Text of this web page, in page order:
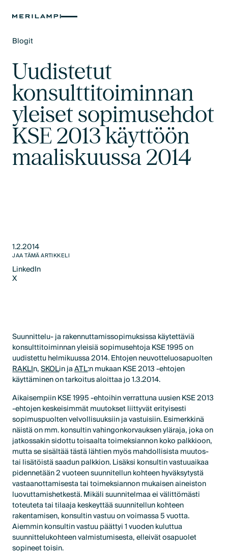
Blogit
Uudistetut
konsulttitoiminnan
yleiset sopimusehdot
KSE 2013 käyttöön
maaliskuussa 2014
1.2.2014
JAA TÄMÄ ARTIKKELI
LinkedIn
LinkedIn
X
Suunnittelu- ja rakennuttamissopimuksissa käytettäviä
konsulttitoiminnan yleisiä sopimusehtoja KSE 1995 on
uudistettu helmikuussa 2014. Ehtojen neuvotteluosapuolten
RAKLIn,SKOLin jaATL:n mukaan KSE 2013 -ehtojen
käyttäminen on tarkoitus aloittaa jo 1.3.2014.
Aikaisempiin KSE 1995 -ehtoihin verrattuna uusien KSE 2013
-ehtojen keskeisimmät muutokset liittyvät erityisesti
sopimuspuolten velvollisuuksiin ja vastuisiin. Esimerkkinä
näistä on mm. konsultin vahingonkorvauksen yläraja, joka on
jatkossakin sidottu toisaalta toimeksiannon koko palkkioon,
mutta se sisältää tästä lähtien myös mahdollisista muutos-
tai lisätöistä saadun palkkion. Lisäksi konsultin vastuuaikaa
pidennetään 2 vuoteen suunnitellun kohteen hyväksytystä
vastaanottamisesta tai toimeksiannon mukaisen aineiston
luovuttamishetkestä. Mikäli suunnitelmaa ei välittömästi
toteuteta tai tilaaja keskeyttää suunnitellun kohteen
rakentamisen, konsultin vastuu on voimassa 5 vuotta.
Aiemmin konsultin vastuu päättyi 1 vuoden kuluttua
suunnittelukohteen valmistumisesta, elleivät osapuolet
sopineet toisin.